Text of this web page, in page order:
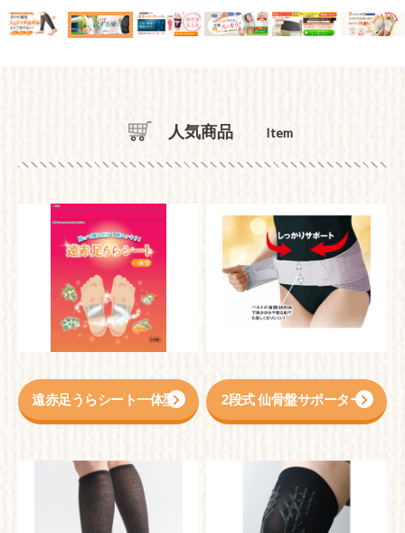
人気商品 Item
遠赤足うらシート一体型 2段式 仙骨盤サポーター